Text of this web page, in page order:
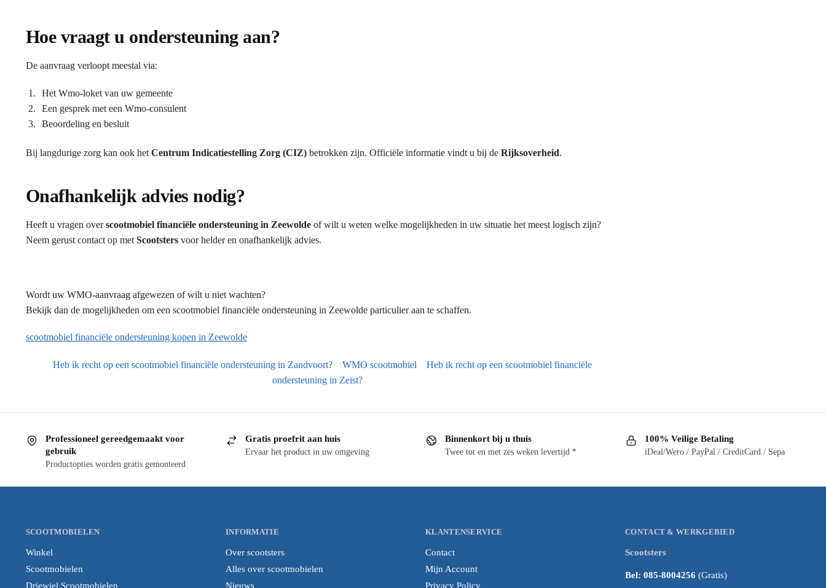
Hoe vraagt u ondersteuning aan?
De aanvraag verloopt meestal via:
Het Wmo-loket van uw gemeente
Een gesprek met een Wmo-consulent
Beoordeling en besluit
Bij langdurige zorg kan ook het Centrum Indicatiestelling Zorg (CIZ)betrokken zijn. Officiële informatie vindt u bij de Rijksoverheid.
Onafhankelijk advies nodig?
Heeft u vragen overscootmobiel financiële ondersteuning in Zeewoldeof wilt u weten welke mogelijkheden in uw situatie het meest logisch zijn?
Neem gerust contact op met Scootstersvoor helder en onafhankelijk advies.
Wordt uw WMO-aanvraag afgewezen of wilt u niet wachten?
Bekijk dan de mogelijkheden om een scootmobiel financiële ondersteuning in Zeewolde particulier aan te schaffen.
scootmobiel financiële ondersteuning kopen in Zeewolde
Heb ik recht op een scootmobiel financiële ondersteuning in Zandvoort? WMO scootmobiel
Heb ik recht op een scootmobiel financiële
ondersteuning in Zeist?
Professioneel gereedgemaakt voor
gebruik
Productopties worden gratis gemonteerd
Gratis proefrit aan huis
Ervaar het product in uw omgeving
Binnenkort bij u thuis
Twee tot en met zes weken levertijd *
100% Veilige Betaling
iDeal/Wero / PayPal / CreditCard / Sepa
SCOOTMOBIELEN
Winkel
Scootmobielen
Driewiel Scootmobielen
INFORMATIE
Over scootsters
Alles over scootmobielen
Nieuws
KLANTENSERVICE
Contact
Mijn Account
Privacy Policy
CONTACT & WERKGEBIED
Scootsters
Bel: 085-8004256(Gratis)